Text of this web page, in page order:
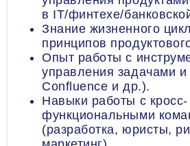
в IT/финтехе/
Знание жизненного
принципов
Опыт работы с
управления задачами
Confluence и др.).
Навыки работы с кросс-
функциональными
(разработка, юристы,